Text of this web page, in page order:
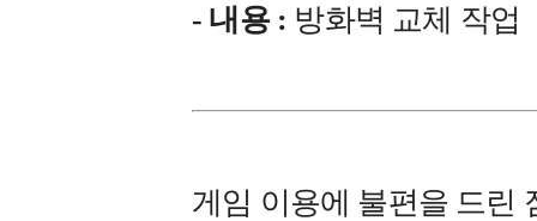
- 내용 : 방화벽 교체 작업
게임 이용에 불편을 드린